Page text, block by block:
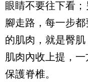
眼睛不要往下看
腳走路，每一步
的肌肉，就是臀
肌肉內收上提，
保護脊椎。